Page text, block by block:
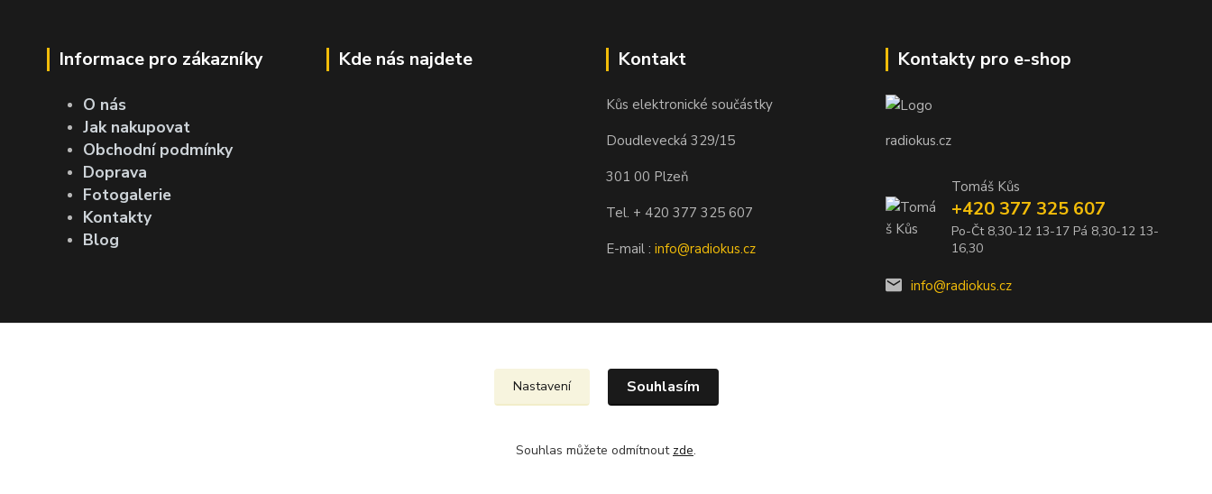
Informace pro zákazníky
O nás
Jak nakupovat
Obchodní podmínky
Doprava
Fotogalerie
Kontakty
Blog
Kde nás najdete Kontakt
Kůs elektronické součástky
Doudlevecká 329/15
301 00 Plzeň
Tel. + 420 377 325 607
E-mail : info@radiokus.cz
Kontakty pro e-shop
radiokus.cz
Tomáš Kůs
+420 377 325 607
Po-Čt 8,30-12 13-17 Pá 8,30-12 13-
16,30
info@radiokus.cz
Nastavení Souhlasím
Souhlas můžete odmítnout zde.